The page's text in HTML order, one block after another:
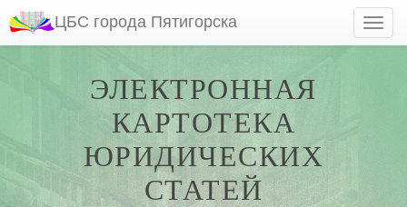
ЦБС города Пятигорска
ЭЛЕКТРОННАЯ
КАРТОТЕКА
ЮРИДИЧЕСКИХ
СТАТЕЙ